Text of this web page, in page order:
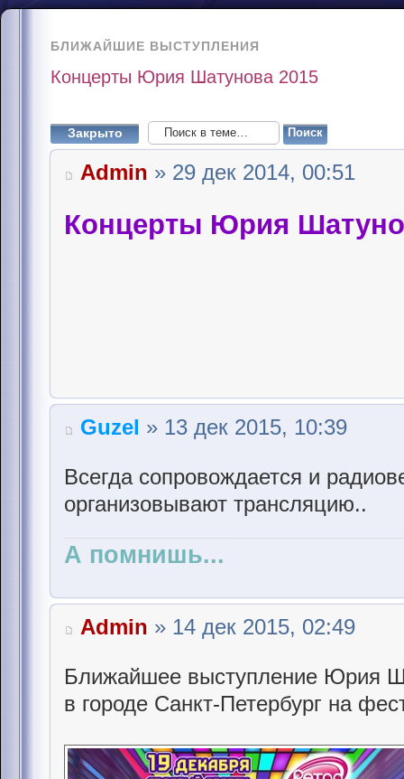
БЛИЖАЙШИЕ ВЫСТУПЛЕНИЯ
Концерты Юрия Шатунова 2015
Закрыто
Admin » 29 дек 2014, 00:51
Концерты Юрия
Guzel » 13 дек 2015, 10:39
Всегда сопровождается и
организовывают трансляцию..
А помнишь...
Admin » 14 дек 2015, 02:49
Ближайшее выступление Юрия
в городе Санкт-Петербург на